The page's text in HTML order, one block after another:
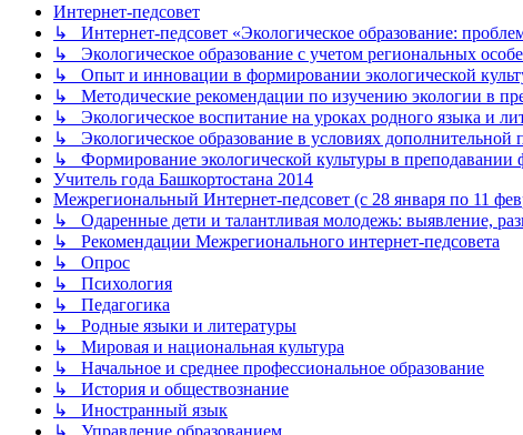
Интернет-педсовет
↳ Интернет-педсовет «Экологическое образование:
↳ Экологическое образование с учетом региональных
↳ Опыт и инновации в формировании экологической
↳ Методические рекомендации по изучению экологии в
↳ Экологическое воспитание на уроках родного языка и
↳ Экологическое образование в условиях дополнительной
↳ Формирование экологической культуры в
Учитель года Башкортостана 2014
Межрегиональный Интернет-педсовет (с 28 января по 11
↳ Одаренные дети и талантливая молодежь: выявление,
↳ Рекомендации Межрегионального интернет-педсовета
↳ Опрос
↳ Психология
↳ Педагогика
↳ Родные языки и литературы
↳ Мировая и национальная культура
↳ Начальное и среднее профессиональное образование
↳ История и обществознание
↳ Иностранный язык
↳ Управление образованием